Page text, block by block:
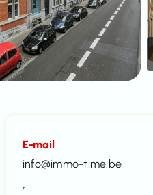
E-mail
info@immo-time.be